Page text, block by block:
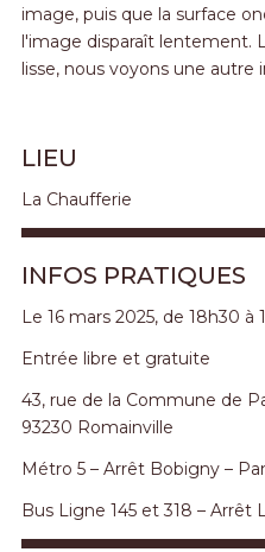
image, puis que la surface
l'image disparaît lentement.
lisse, nous voyons une autre
LIEU
La Chaufferie
INFOS PRATIQUES
Le 16 mars 2025, de 18h30 à
Entrée libre et gratuite
43, rue de la Commune de
93230 Romainville
Métro 5 – Arrêt Bobigny –
Bus Ligne 145 et 318 – Arrêt